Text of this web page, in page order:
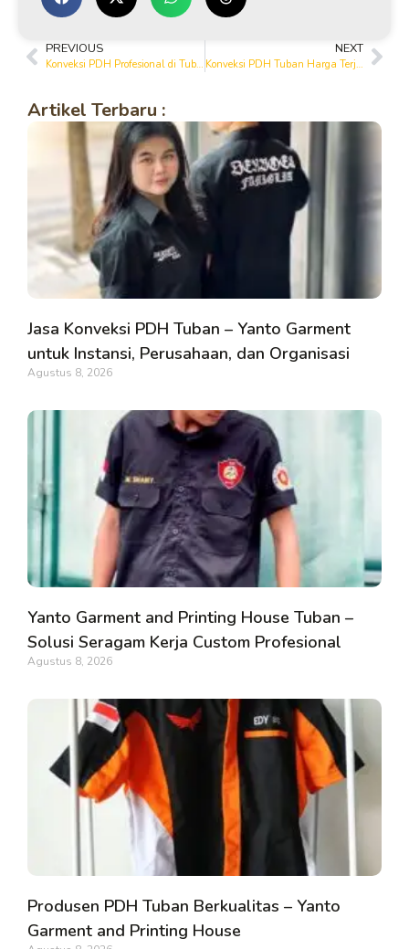
PREVIOUS
Konveksi PDH Profesional di Tuban, Hasil Rapi & Nyaman Dipakai
NEXT
Konveksi PDH Tuban Harga Terjangkau, Kualitas Terjamin
Artikel Terbaru :
Jasa Konveksi PDH Tuban – Yanto Garment
untuk Instansi, Perusahaan, dan Organisasi
Agustus 8, 2026
Yanto Garment and Printing House Tuban –
Solusi Seragam Kerja Custom Profesional
Agustus 8, 2026
Produsen PDH Tuban Berkualitas – Yanto
Garment and Printing House